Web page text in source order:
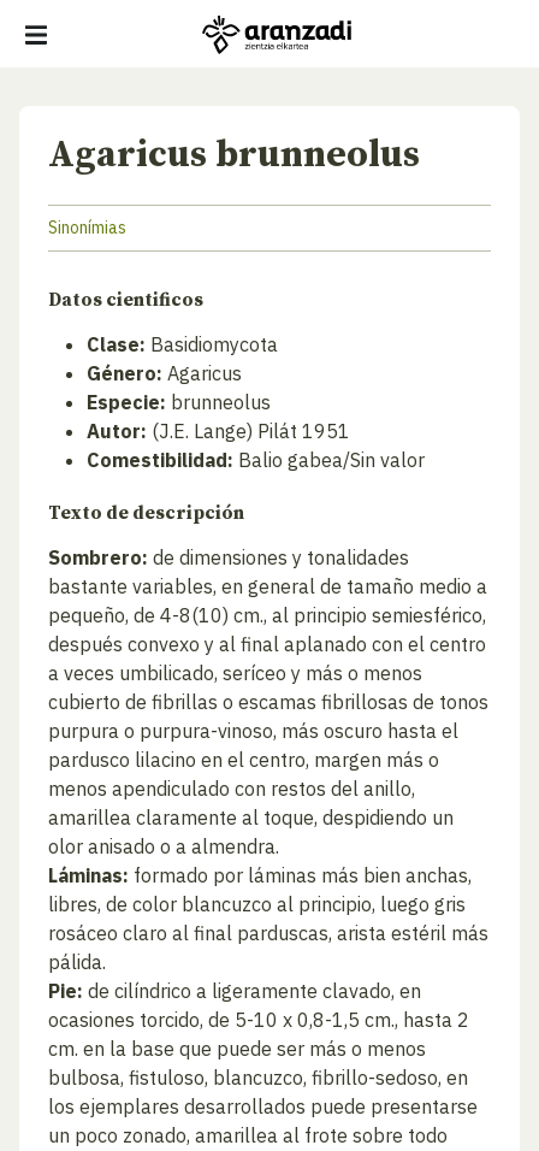
Agaricus brunneolus
Sinonímias
Datos cientificos
Clase: Basidiomycota
Género: Agaricus
Especie: brunneolus
Autor: (J.E. Lange) Pilát 1951
Comestibilidad: Balio gabea/Sin valor
Texto de descripción
Sombrero: de dimensiones y tonalidades
bastante variables, en general de tamaño medio a
pequeño, de 4-8(10) cm., al principio semiesférico,
después convexo y al final aplanado con el centro
a veces umbilicado, seríceo y más o menos
cubierto de fibrillas o escamas fibrillosas de tonos
purpura o purpura-vinoso, más oscuro hasta el
pardusco lilacino en el centro, margen más o
menos apendiculado con restos del anillo,
amarillea claramente al toque, despidiendo un
olor anisado o a almendra.
Láminas: formado por láminas más bien anchas,
libres, de color blancuzco al principio, luego gris
rosáceo claro al final parduscas, arista estéril más
pálida.
Pie: de cilíndrico a ligeramente clavado, en
ocasiones torcido, de 5-10 x 0,8-1,5 cm., hasta 2
cm. en la base que puede ser más o menos
bulbosa, fistuloso, blancuzco, fibrillo-sedoso, en
los ejemplares desarrollados puede presentarse
un poco zonado, amarillea al frote sobre todo